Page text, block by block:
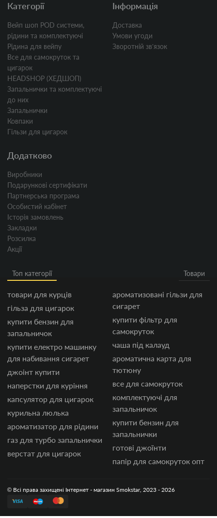
Категорії
Вейп шоп POD системи,
рідини та комплектуючі
Рідина для вейпу
Все для самокруток та
цигарок
HEADSHOP (ХЕДШОП)
Запальнички та комплектуючі
до них
Запальнички
Ковпаки
Гільзи для цигарок
Інформація
Доставка
Умови угоди
Зворотній звʼязок
Додатково
Виробники
Подарункові сертифікати
Партнерська програма
Особистий кабінет
Історія замовлень
Закладки
Розсилка
Акції
Топ категорії Товари
товари для курців
гільза для цигарок
купити бензин для
запальничок
купити електро машинку
для набивання сигарет
джоінт купити
наперстки для куріння
капсулятор для цигарок
курильна люлька
ароматизатор для рідини
газ для турбо запальнички
верстат для цигарок
ароматизовані гільзи для
сигарет
купити фільтр для
самокруток
чаша під калауд
ароматична карта для
тютюну
все для самокруток
комплектуючі для
запальничок
купити бензин для
запальнички
готові джоїнти
папір для самокруток опт
© Всі права захищені Інтернет - магазин Smokstar, 2023 - 2026